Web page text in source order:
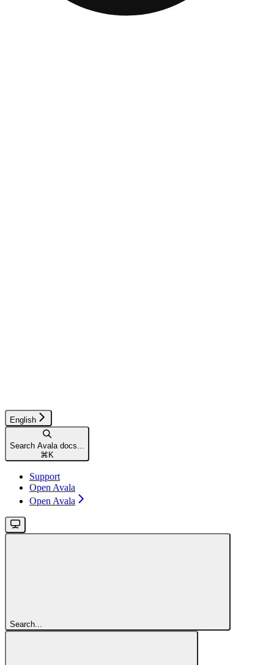
English
Search Avala docs...
⌘ K
Support
Open Avala
Open Avala
Search...